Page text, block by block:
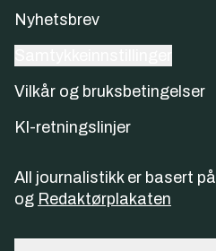
Nyhetsbrev
Vilkår og bruksbetingelser
KI-retningslinjer
All journalistikk er basert på
og Redaktørplakaten